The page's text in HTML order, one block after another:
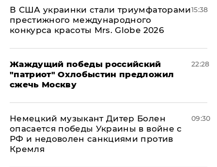
В США украинки стали триумфаторами
престижного международного
конкурса красоты Mrs. Globe 2026
15:38
Жаждущий победы российский
"патриот" Охлобыстин предложил
сжечь Москву
22:28
Немецкий музыкант Дитер Болен
опасается победы Украины в войне с
РФ и недоволен санкциями против
Кремля
09:30